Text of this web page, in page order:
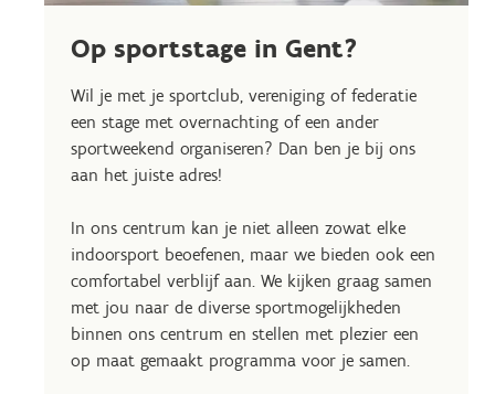
Op sportstage in Gent?
Wil je met je sportclub, vereniging of federatie
een stage met overnachting of een ander
sportweekend organiseren? Dan ben je bij ons
aan het juiste adres!
In ons centrum kan je niet alleen zowat elke
indoorsport beoefenen, maar we bieden ook een
comfortabel verblijf aan. We kijken graag samen
met jou naar de diverse sportmogelijkheden
binnen ons centrum en stellen met plezier een
op maat gemaakt programma voor je samen.